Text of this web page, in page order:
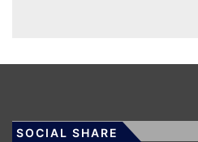
SOCIAL SHARE